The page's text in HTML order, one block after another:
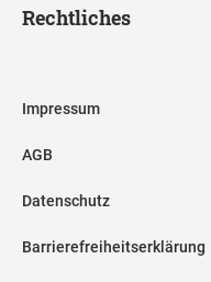
Rechtliches
Impressum
AGB
Datenschutz
Barrierefreiheitserklärung